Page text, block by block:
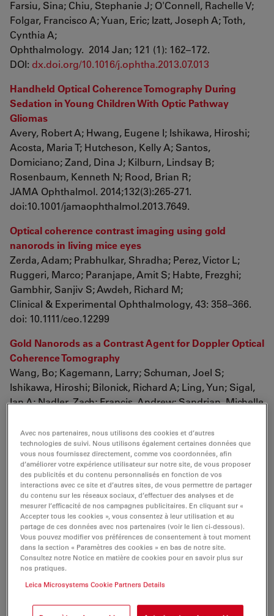
Farsiu, Sina; Chiu, Stephanie J; O'Connell, Rachelle V;
Folgar, Francisco A; Yuan, Eric; Izatt, Joseph A; Toth,
Cynthia A;
Ophthalmology. 2014 Jan; 121 (1): 162–172.
DOI: dx.doi.org/10.1016/j.ophtha.2013.07.013
Handheld Optical Coherence Tomography During
Sedation in Young Children With Optic Pathway
Gliomas
Avery, Robert A; Hwang, Eugene I; Ishikawa, Hiroshi;
Acosta, Maria T; Hutcheson, Kelly A; Santos,
Domiciano; Zand, Dina J; Kilburn, Lindsay B;
Rosenbaum, Kenneth N; Rood, Brian R;
JAMA Ophthalmol. 2014;132(3):265-271.
doi:10.1001/jamaophthalmol.2013.7649.
Optical coherence contrast imaging using gold
nanorods in living mice eyes
Zerda, Adam; Prabhulkar, Shradha; Perez, Victor L;
Ruggeri, Marco; Paranjape, Amit S; Habte, Frezghi;
Gambhir, Sanjiv S; Awdeh, Richard M;
Clinical & Experimental Ophthalmology, 43: 358–366.
doi: 10.1111/ceo.12299
Gold Nanorods as a Contrast Agent for Doppler Optical
Coherence Tomography
Wang, Bo; Kagemann, Larry; Schuman, Joel S;
Ishikawa, Hiroshi; Bilonick, Richard A; Ling, Yun; Sigal,
Ian A; Nadler, Zach; Francis, Andrew; Sandrian, Michelle
PLoS ONE 9(3): e90690.
doi:10.1371/journal.pone.0090690
The value of intraoperative optical coherence
tomography imaging in vitreoretinal surgery
Ehlers, Justis P; Tao, Yuankai K; Srivastava, Sunil K;
Curr Opin Ophthalmol. 2014 May; 25(3): 221–227. doi:
10.1097/ICU.0000000000000044
Lateral and axial measurement differences between
spectral-domain optical coherence tomography
systems
Cynthia A;
Avec nos partenaires, nous utilisons des cookies et d’autres
technologies de suivi. Nous utilisons également certaines données que
vous nous fournissez directement, comme vos coordonnées, afin
d’améliorer votre expérience utilisateur sur notre site, de vous proposer
des publicités et du contenu personnalisés en fonction de vos
interactions avec ce site et d’autres sites, de vous permettre de partager
du contenu sur les réseaux sociaux, d’effectuer des analyses et de
mesurer l’efficacité de nos campagnes publicitaires. En cliquant sur «
Accepter tous les cookies », vous consentez à leur utilisation et au
partage de ces données avec nos partenaires (voir le lien ci-dessous).
Vous pouvez modifier vos préférences de consentement à tout moment
dans la section « Paramètres des cookies » en bas de notre site.
Consultez notre Notice en matière de cookies pour en savoir plus sur
nos pratiques.
Leica Microsystems Cookie Partners Details